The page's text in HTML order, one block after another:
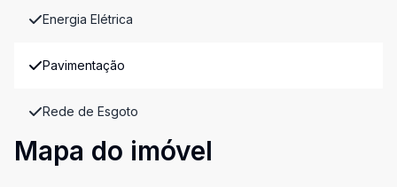
Energia Elétrica
Pavimentação
Rede de Esgoto
Mapa do imóvel